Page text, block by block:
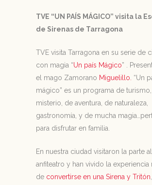
TVE “UN PAÍS MÁGICO” visita la
de Sirenas de Tarragona
TVE visita Tarragona en su serie de
con magia “Un país Mágico” .
el mago Zamorano Miguelillo. “Un
mágico” es un programa de
misterio, de aventura, de naturaleza,
gastronomía, y de mucha
para disfrutar en familia.
En nuestra ciudad visitaron la parte
anfiteatro y han vivido la experiencia
de convertirse en una Sirena y Tritón